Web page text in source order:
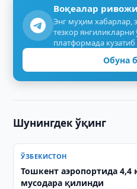
Воқеалар
Энг муҳим хабарлар,
тезкор янгиликларни
платформада
Обуна
Шунингдек ўқинг
ЎЗБЕКИСТОН
Тошкент аэропортида 4,4
мусодара қилинди